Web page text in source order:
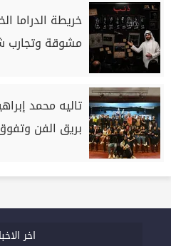
خريطة الدراما
مشوقة وتجارب
تاليه محمد
بريق الفن
اخر